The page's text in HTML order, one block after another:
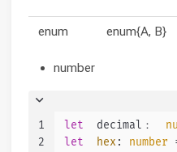
enum enum{A, B}
number
1
2
let
  decimal：
let
hex : number